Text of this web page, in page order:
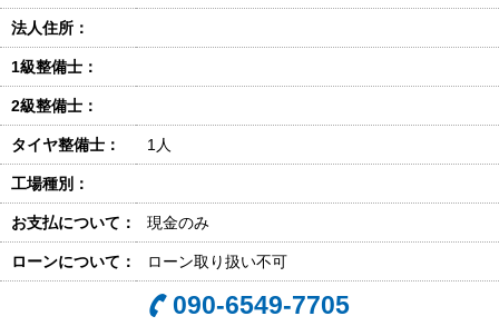
法人住所：
1級整備士：
2級整備士：
タイヤ整備士： 1人
工場種別：
お支払について： 現金のみ
ローンについて： ローン取り扱い不可
090-6549-7705